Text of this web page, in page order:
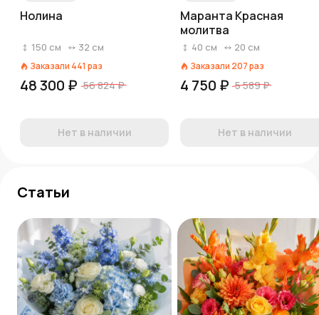
Нолина
150 см 32 см
Заказали 441 раз
48 300 ₽ 56 824 ₽
Нет в наличии
Маранта Красная
молитва
40 см 20 см
Заказали 207раз
4 750 ₽ 5 589 ₽
Нет в наличии
Статьи